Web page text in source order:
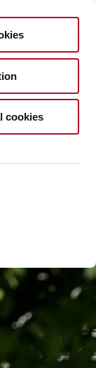
cookies
DE